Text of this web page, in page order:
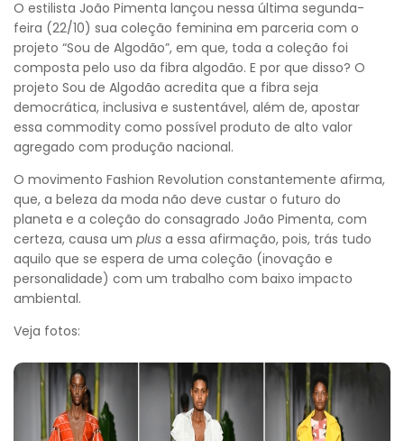
O estilista João Pimenta lançou nessa última segunda-
feira (22/10) sua coleção feminina em parceria com o
projeto “Sou de Algodão”, em que, toda a coleção foi
composta pelo uso da fibra algodão. E por que disso? O
projeto Sou de Algodão acredita que a fibra seja
democrática, inclusiva e sustentável, além de, apostar
essa commodity como possível produto de alto valor
agregado com produção nacional.
O movimento Fashion Revolution constantemente afirma,
que, a beleza da moda não deve custar o futuro do
planeta e a coleção do consagrado João Pimenta, com
certeza, causa um plus a essa afirmação, pois, trás tudo
aquilo que se espera de uma coleção (inovação e
personalidade) com um trabalho com baixo impacto
ambiental.
Veja fotos: